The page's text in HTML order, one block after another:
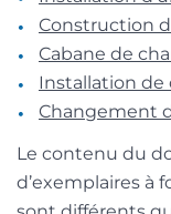
Construction
Cabane de
Installation de
Changement
Le contenu du
d’exemplaires à